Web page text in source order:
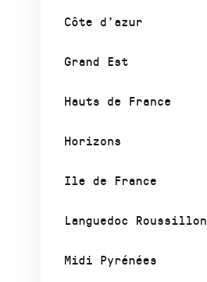
Côte d’azur
Grand Est
Hauts de France
Horizons
Ile de France
Languedoc Roussillon
Midi Pyrénées